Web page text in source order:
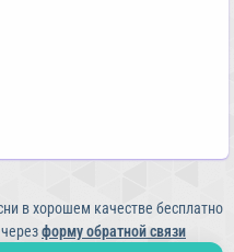
в хорошем качестве бесплатно
форму обратной связи